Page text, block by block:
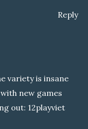
Reply
variety is insane
new games
out: 12playviet